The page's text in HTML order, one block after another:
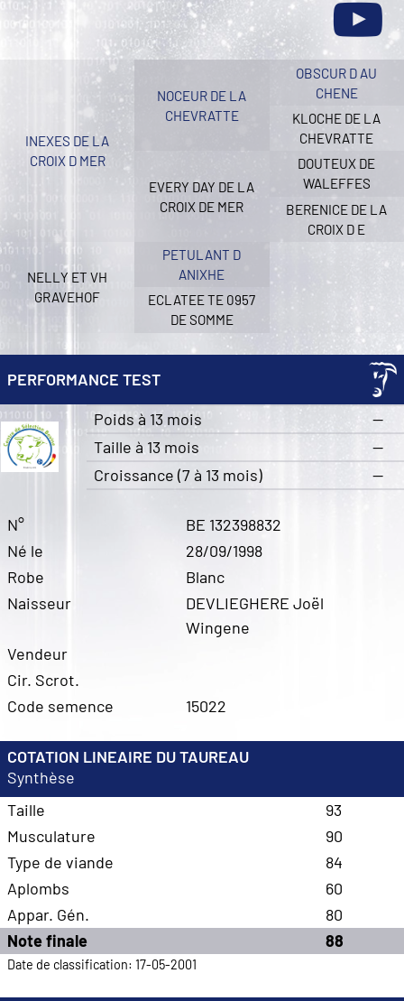
INEXES DE LA
CROIX D MER
NOCEUR DE LA
CHEVRATTE
EVERY DAY DE LA
CROIX DE MER
OBSCUR D AU
CHENE
KLOCHE DE LA
CHEVRATTE
DOUTEUX DE
WALEFFES
BERENICE DE LA
CROIX D E
NELLY ET VH
GRAVEHOF
PETULANT D
ANIXHE
ECLATEE TE 0957
DE SOMME
PERFORMANCE TEST
Poids à 13 mois
—
Taille à 13 mois
—
Croissance (7 à 13 mois)
—
N°
BE 132398832
Né le
28/09/1998
Robe
Blanc
Naisseur
DEVLIEGHERE Joël
Wingene
Vendeur
Cir. Scrot.
Code semence
15022
COTATION LINEAIRE DU TAUREAU
Synthèse
Taille
93
Musculature
90
Type de viande
84
Aplombs
60
Appar. Gén.
80
Note finale
88
Date de classification: 17-05-2001